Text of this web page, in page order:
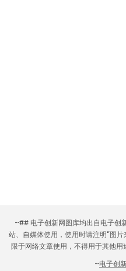
--## 电子创新网图库均出自电子创
站、自媒体使用，使用时请注明“图
限于网络文章使用，不得用于其他
--电子创